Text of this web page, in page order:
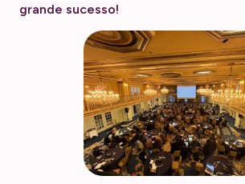
grande sucesso!